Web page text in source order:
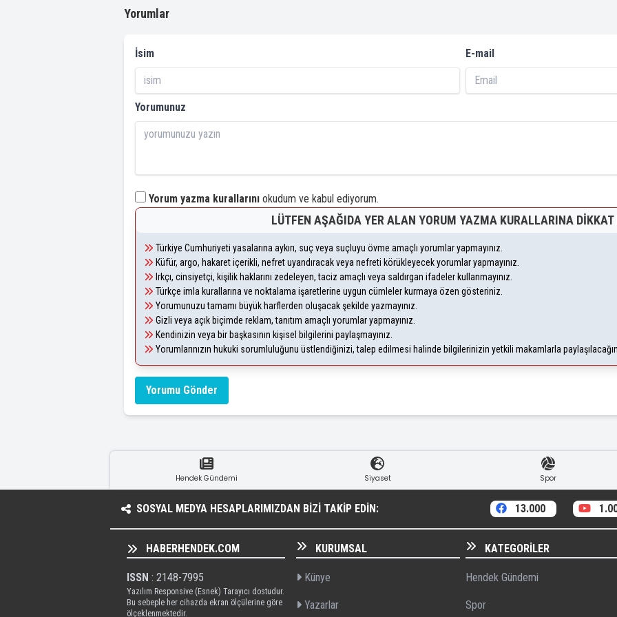
Yorumlar
İsim E-mail
Yorumunuz
Yorum yazma kurallarını okudum ve kabul ediyorum.
LÜTFEN AŞAĞIDA YER ALAN YORUM YAZMA KURALLARINA DIKKAT
Türkiye Cumhuriyeti yasalarına aykırı, suç veya suçluyu övme amaçlı yorumlar yapmayınız.
Küfür, argo, hakaret içerikli, nefret uyandıracak veya nefreti körükleyecek yorumlar yapmayınız.
Irkçı, cinsiyetçi, kişilik haklarını zedeleyen, taciz amaçlı veya saldırgan ifadeler kullanmayınız.
Türkçe imla kurallarına ve noktalama işaretlerine uygun cümleler kurmaya özen gösteriniz.
Yorumunuzu tamamı büyük harflerden oluşacak şekilde yazmayınız.
Gizli veya açık biçimde reklam, tanıtım amaçlı yorumlar yapmayınız.
Kendinizin veya bir başkasının kişisel bilgilerini paylaşmayınız.
Yorumlarınızın hukuki sorumluluğunu üstlendiğinizi, talep edilmesi halinde bilgilerinizin yetkili makamlarla
Yorumu Gönder
Hendek Gündemi Siyaset Spor
SOSYAL MEDYA HESAPLARIMIZDAN BIZI TAKIP EDIN: 13.000
HABERHENDEK.COM
ISSN : 2148-7995
Yazılım Responsive (Esnek) Tarayıcı dostudur.
Bu sebeple her cihazda ekran ölçülerine göre
ölçeklenmektedir.
KURUMSAL
Künye
Yazarlar
KATEGORILER
Hendek Gündemi
Spor